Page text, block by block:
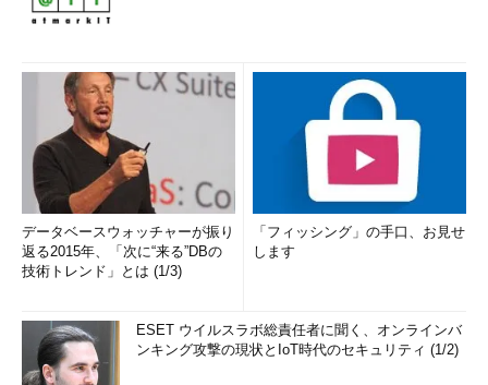
データベースウォッチャーが振り
返る2015年、「次に“来る”DBの
技術トレンド」とは (1/3)
「フィッシング」の手口、お見せ
します
ESET ウイルスラボ総責任者に聞く、オンラインバ
ンキング攻撃の現状とIoT時代のセキュリティ (1/2)